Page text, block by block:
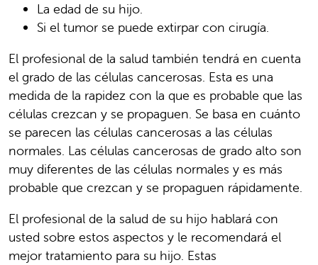
La edad de su hijo.
Si el tumor se puede extirpar con cirugía.
El profesional de la salud también tendrá en cuenta
el grado de las células cancerosas. Esta es una
medida de la rapidez con la que es probable que las
células crezcan y se propaguen. Se basa en cuánto
se parecen las células cancerosas a las células
normales. Las células cancerosas de grado alto son
muy diferentes de las células normales y es más
probable que crezcan y se propaguen rápidamente.
El profesional de la salud de su hijo hablará con
usted sobre estos aspectos y le recomendará el
mejor tratamiento para su hijo. Estas